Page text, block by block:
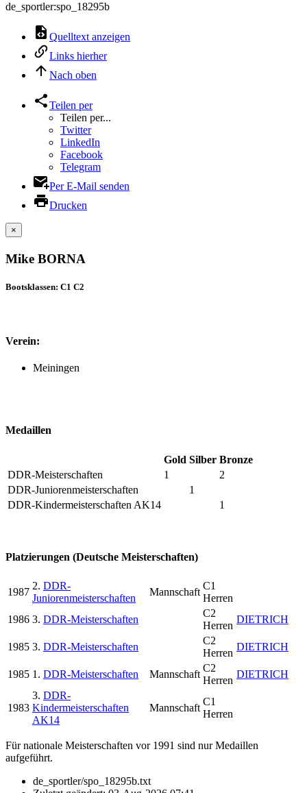
de_sportler:spo_18295b
Quelltext anzeigen
Links hierher
Nach oben
Teilen per
Teilen per...
Twitter
LinkedIn
Facebook
Telegram
Per E-Mail senden
Drucken
×
Mike BORNA
Bootsklassen: C1 C2
Verein:
Meiningen
Medaillen
Gold Silber Bronze
DDR-Meisterschaften
1
2
DDR-Juniorenmeisterschaften
1
DDR-Kindermeisterschaften AK14
1
Platzierungen (Deutsche Meisterschaften)
1987
2. DDR-
Juniorenmeisterschaften
Mannschaft
C1
Herren
1986 3. DDR-Meisterschaften
C2
Herren
DIETRICH
1985 3. DDR-Meisterschaften
C2
Herren
DIETRICH
1985 1. DDR-Meisterschaften Mannschaft
C2
Herren
DIETRICH
1983
3. DDR-
Kindermeisterschaften
AK14
Mannschaft
C1
Herren
Für nationale Meisterschaften vor 1991 sind nur Medaillen
aufgeführt.
de_sportler/spo_18295b.txt